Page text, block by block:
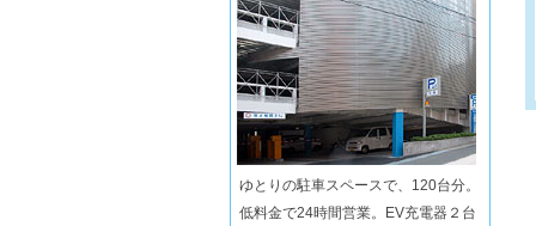
ゆとりの駐車スペースで、120台分。
低料金で24時間営業。EV充電器２台